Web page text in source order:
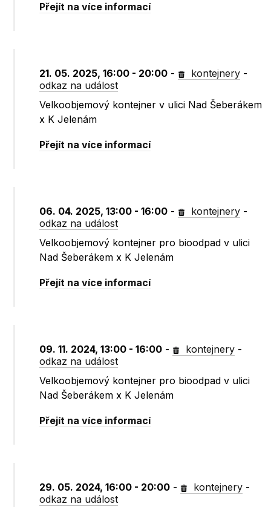
Přejít na více informací
21. 05. 2025, 16:00 - 20:00 - kontejnery -
odkaz na událost
Velkoobjemový kontejner v ulici Nad Šeberákem
x K Jelenám
Přejít na více informací
06. 04. 2025, 13:00 - 16:00 - kontejnery -
odkaz na událost
Velkoobjemový kontejner pro bioodpad v ulici
Nad Šeberákem x K Jelenám
Přejít na více informací
09. 11. 2024, 13:00 - 16:00 - kontejnery -
odkaz na událost
Velkoobjemový kontejner pro bioodpad v ulici
Nad Šeberákem x K Jelenám
Přejít na více informací
29. 05. 2024, 16:00 - 20:00 - kontejnery -
odkaz na událost